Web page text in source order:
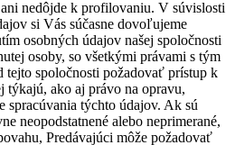
nedôjde k profilovaniu. V súvislosti
si Vás súčasne dovoľujeme
osobných údajov našej spoločnosti
osoby, so všetkými právami s tým
tejto spoločnosti požadovať prístup k
týkajú, ako aj právo na opravu,
spracúvania týchto údajov. Ak sú
neopodstatnené alebo neprimerané,
Predávajúci môže požadovať